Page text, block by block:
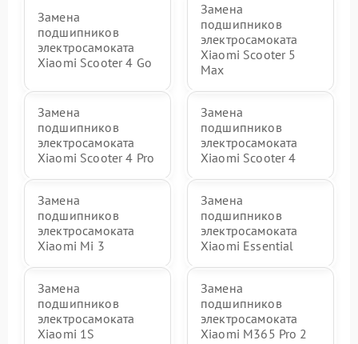
Замена
подшипников
электросамоката
Xiaomi Scooter 4 Go
Замена
подшипников
электросамоката
Xiaomi Scooter 5
Max
Замена
подшипников
электросамоката
Xiaomi Scooter 4 Pro
Замена
подшипников
электросамоката
Xiaomi Scooter 4
Замена
подшипников
электросамоката
Xiaomi Mi 3
Замена
подшипников
электросамоката
Xiaomi Essential
Замена
подшипников
электросамоката
Xiaomi 1S
Замена
подшипников
электросамоката
Xiaomi M365 Pro 2